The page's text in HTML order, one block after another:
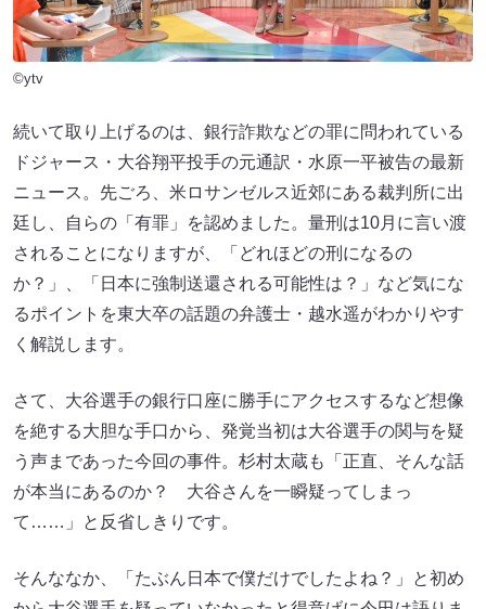
©ytv
続いて取り上げるのは、銀行詐欺などの罪に問われている
ドジャース・大谷翔平投手の元通訳・水原一平被告の最新
ニュース。先ごろ、米ロサンゼルス近郊にある裁判所に出
廷し、自らの「有罪」を認めました。量刑は10月に言い渡
されることになりますが、「どれほどの刑になるの
か？」、「日本に強制送還される可能性は？」など気にな
るポイントを東大卒の話題の弁護士・越水遥がわかりやす
く解説します。
さて、大谷選手の銀行口座に勝手にアクセスするなど想像
を絶する大胆な手口から、発覚当初は大谷選手の関与を疑
う声まであった今回の事件。杉村太蔵も「正直、そんな話
が本当にあるのか？ 大谷さんを一瞬疑ってしまっ
て……」と反省しきりです。
そんななか、「たぶん日本で僕だけでしたよね？」と初め